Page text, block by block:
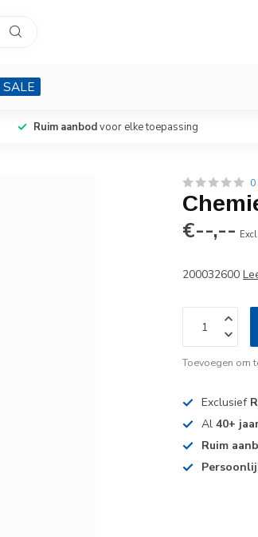
SALE
Ruim aanbodvoor elke toepassing
€--,--
200032600
Toevoegen om
Exclusief
Al40+
Ruim